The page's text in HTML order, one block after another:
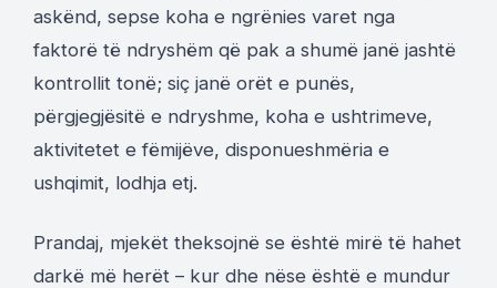
askënd, sepse koha e ngrënies varet nga
faktorë të ndryshëm që pak a shumë janë jashtë
kontrollit tonë; siç janë orët e punës,
përgjegjësitë e ndryshme, koha e ushtrimeve,
aktivitetet e fëmijëve, disponueshmëria e
ushqimit, lodhja etj.
Prandaj, mjekët theksojnë se është mirë të hahet
darkë më herët – kur dhe nëse është e mundur